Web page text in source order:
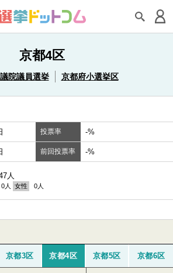
京都4区
院議員選挙 京都府小選挙区
投票率 -%
前回投票率 -%
人
0人 女性 0人
京都3区 京都4区 京都5区 京都6区